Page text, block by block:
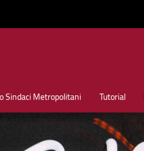
Sindaci Metropolitani Tutorial